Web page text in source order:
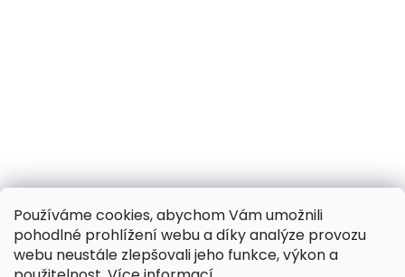
Používáme cookies, abychom Vám umožnili
pohodlné prohlížení webu a díky analýze provozu
webu neustále zlepšovali jeho funkce, výkon a